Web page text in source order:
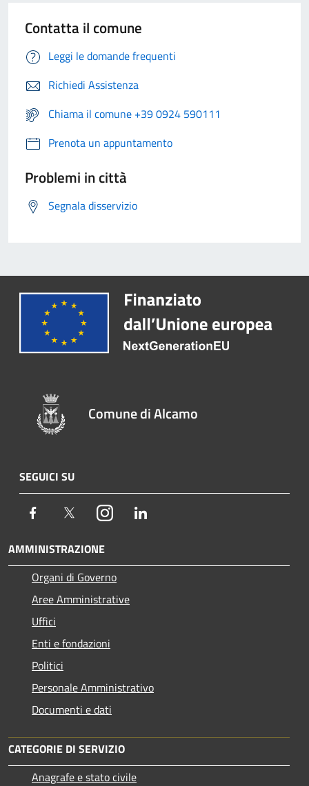
Contatta il comune
Leggi le domande frequenti
Richiedi Assistenza
Chiama il comune +39 0924 590111
Prenota un appuntamento
Problemi in città
Segnala disservizio
Comune di Alcamo
SEGUICI SU
Facebook TwitterInstagram
AMMINISTRAZIONE
Organi di Governo
Aree Amministrative
Uffici
Enti e fondazioni
Politici
Personale Amministrativo
Documenti e dati
CATEGORIE DI SERVIZIO
Anagrafe e stato civile